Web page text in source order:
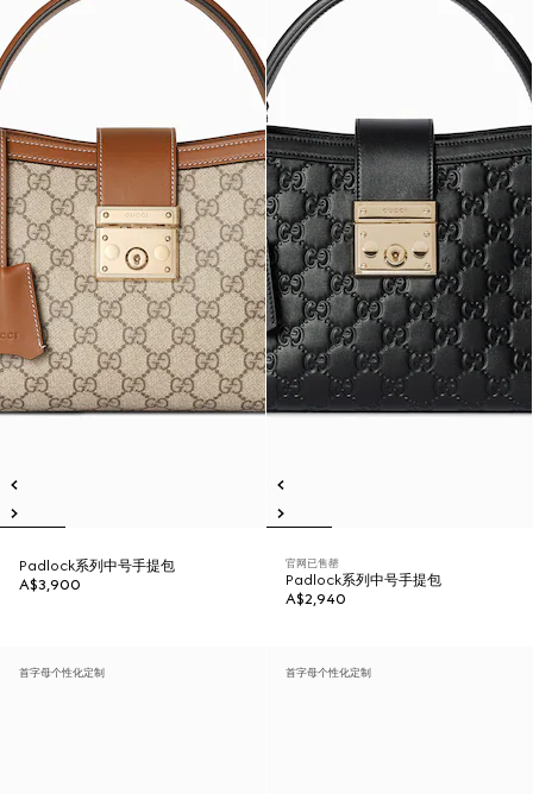
Padlock系列中号手提包
A$3,900
官网已售罄
Padlock系列中号手提包
A$2,940
首字母个性化定制 首字母个性化定制